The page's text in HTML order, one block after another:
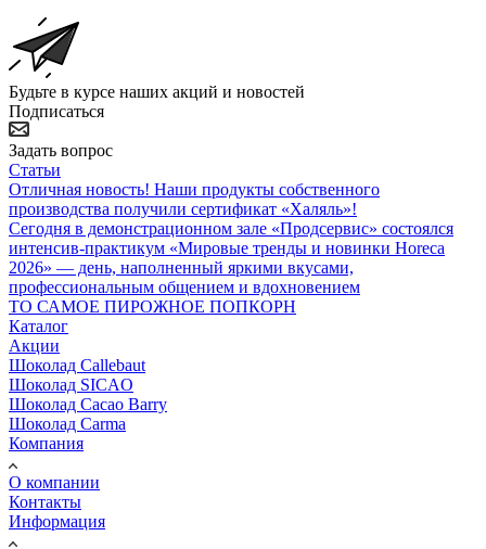
Будьте в курсе наших акций и новостей
Подписаться
Задать вопрос
Статьи
Отличная новость! Наши продукты собственного
производства получили сертификат «Халяль»!
Сегодня в демонстрационном зале «Продсервис» состоялся
интенсив-практикум «Мировые тренды и новинки Horeca
2026» — день, наполненный яркими вкусами,
профессиональным общением и вдохновением
ТО САМОЕ ПИРОЖНОЕ ПОПКОРН
Каталог
Акции
Шоколад Callebaut
Шоколад SICAO
Шоколад Cacao Barry
Шоколад Carma
Компания
О компании
Контакты
Информация